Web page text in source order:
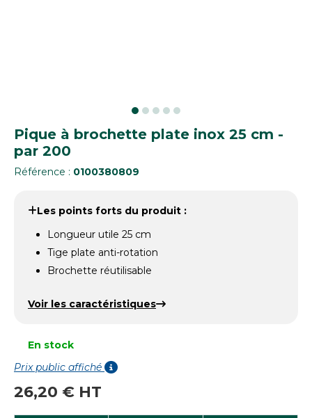
Pique à brochette plate inox 25 cm -
par 200
Référence : 0100380809
Les points forts du produit :
Longueur utile 25 cm
Tige plate anti-rotation
Brochette réutilisable
Voir les caractéristiques
En stock
Prix public affiché
26,20 € HT